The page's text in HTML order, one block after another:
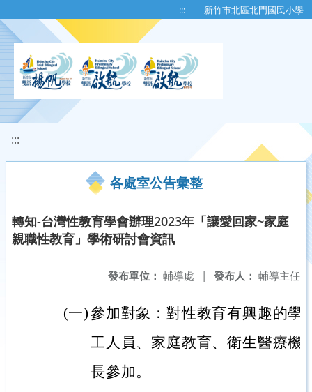
::: 新竹市北區北門國民小學
:::
各處室公告彙整
轉知-台灣性教育學會辦理2023年「讓愛回家~家庭
親職性教育」學術研討會資訊
發布人： 輔導主任
發布單位： 輔導處 |
(一)參加對象：對性教育有興趣的學
工人員、家庭教育、衛生醫療機
長參加。